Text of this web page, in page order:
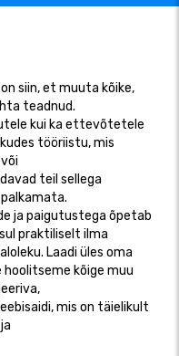
siin, et muuta kõike,
teadnud.
kui ka ettevõtetele
tööriistu, mis
teil sellega
ja paigutustega õpetab
praktiliselt ilma
Laadi üles oma
hoolitseme kõige muu
mis on täielikult